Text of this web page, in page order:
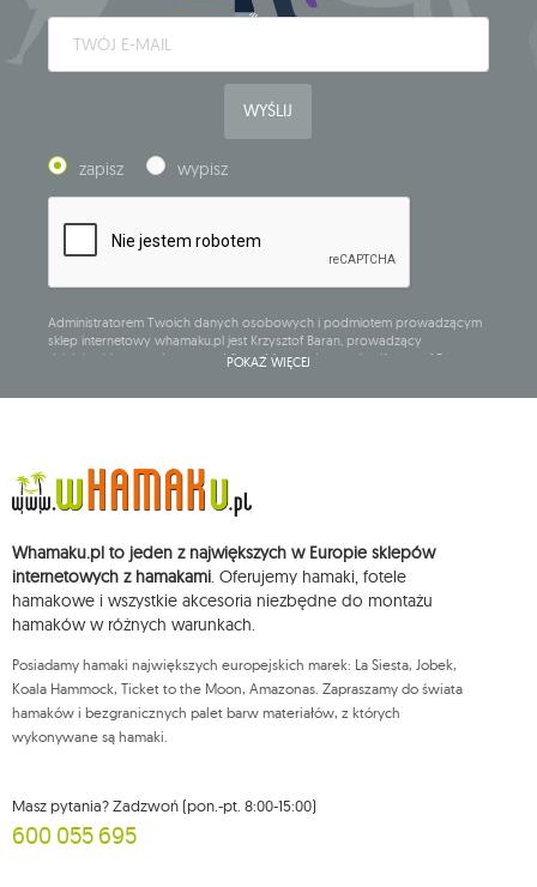
WYŚLIJ
zapisz wypisz
Administratorem Twoich danych osobowych i podmiotem prowadzącym
sklep internetowy whamaku.pl jest Krzysztof Baran, prowadzący
działalność gospodarczą pod firmą: Mouton Interactive Krzysztof Baran
Dane będą przetwarzane w celu wysyłki newslettera i przechowywane do
chwili rezygnacji z subskrypcji.
Przysługuje Ci prawo do żądania dostępu do swoich danych osobowych,
sprzeciwu wobec przetwarzania swoich danych oraz prawo do
wniesienia skargi do organu nadzorczego oraz cofnięcia zgody w
dowolnym momencie bez wpływu na zgodność z prawem przetwarzania,
którego dokonano na podstawie zgody przed jej cofnięciem. W tym celu
możesz kontaktować się z działem obsługi klienta Mouton Interactive pod
Więcej informacji: www.mouton.pl/ODO
POKAŻ WIĘCEJ
Whamaku.pl to jeden z największych w Europie sklepów
internetowych z hamakami. Oferujemy hamaki, fotele
hamakowe i wszystkie akcesoria niezbędne do montażu
hamaków w różnych warunkach.
Posiadamy hamaki największych europejskich marek: La Siesta, Jobek,
Koala Hammock, Ticket to the Moon, Amazonas. Zapraszamy do świata
hamaków i bezgranicznych palet barw materiałów, z których
wykonywane są hamaki.
Masz pytania? Zadzwoń (pon.-pt. 8:00-15:00)
600 055 695